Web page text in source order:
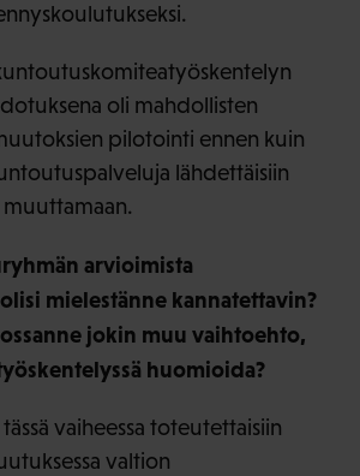
oli mahdollisten
pilotointi ennen kuin
lähdettäisiin
muuttamaan.
arvioimista
mielestänne kannatettavin?
jokin muu vaihtoehto,
huomioida?
vaiheessa toteutettaisiin
valtion